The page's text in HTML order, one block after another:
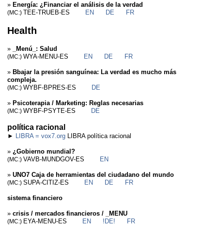
» Energía: ¿Financiar el análisis de la verdad
(MC:) TEE-TRUEB-ES EN DE FR
Health
» _Menú_: Salud
(MC:) WYA-MENU-ES EN DE FR
» Bbajar la presión sanguínea: La verdad es mucho más
compleja.
(MC:) WYBF-BPRES-ES DE
» Psicoterapia / Marketing: Reglas necesarias
(MC:) WYBF-PSYTE-ES DE
política racional
► LIBRA = vox7.org LIBRA política racional
» ¿Gobierno mundial?
(MC:) VAVB-MUNDGOV-ES EN
» UNO7 Caja de herramientas del ciudadano del mundo
(MC:) SUPA-CITIZ-ES EN DE FR
sistema financiero
» crisis / mercados financieros / _MENU
(MC:) EYA-MENU-ES EN !DE! FR